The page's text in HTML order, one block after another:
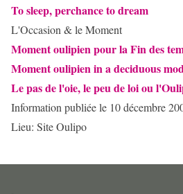
To sleep, perchance to dream
L'Occasion & le Moment
Moment oulipien pour la Fin des
Moment oulipien in a deciduous
Le pas de l'oie, le peu de loi ou
Information publiée le 10 décembre
Lieu: Site Oulipo